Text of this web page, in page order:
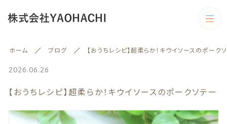
ホーム ブログ 【おうちレシピ】超柔らか！キウイソースのポーク
2026.06.26
【おうちレシピ】超柔らか！キウイソースのポークソテー
カテゴリー
野菜 旬の商品
野菜